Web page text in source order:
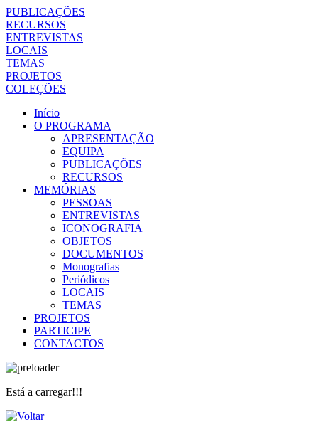
PUBLICAÇÕES
RECURSOS
ENTREVISTAS
LOCAIS
TEMAS
PROJETOS
COLEÇÕES
Início
O PROGRAMA
APRESENTAÇÃO
EQUIPA
PUBLICAÇÕES
RECURSOS
MEMÓRIAS
PESSOAS
ENTREVISTAS
ICONOGRAFIA
OBJETOS
DOCUMENTOS
Monografias
Periódicos
LOCAIS
TEMAS
PROJETOS
PARTICIPE
CONTACTOS
Está a carregar!!!